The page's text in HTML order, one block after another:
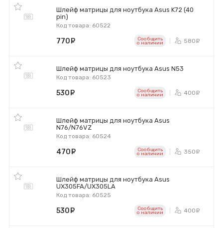
Шлейф матрицы для ноутбука Asus K72 (40
pin)
Код товара: 60522
770 Сообщить
o наличии 580
Шлейф матрицы для ноутбука Asus N53
Код товара: 60523
530 Сообщить
o наличии 400
Шлейф матрицы для ноутбука Asus
N76/N76VZ
Код товара: 60524
470 Сообщить
o наличии 350
Шлейф матрицы для ноутбука Asus
UX305FA/UX305LA
Код товара: 60525
530 Сообщить
o наличии 400